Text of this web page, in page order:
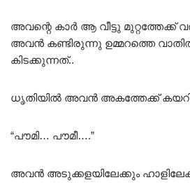
അവന്റെ കാർ ആ വീട്ടു മുറ്റത്തേക്ക്
അവൻ കണ്ടിരുന്നു ഉമ്മറത്തെ
കിടക്കുന്നത്..
ധൃതിയിൽ അവൻ അകത്തേക്ക്
“പൗമി… പൗമീ….”
അവൻ അടുക്കളയിലേക്കും